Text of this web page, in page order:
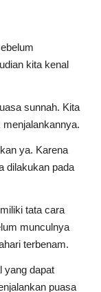
kita kenal
sunnah. Kita
ya. Karena
dilakukan pada
tata cara
munculnya
terbenam.
yang dapat
puasa